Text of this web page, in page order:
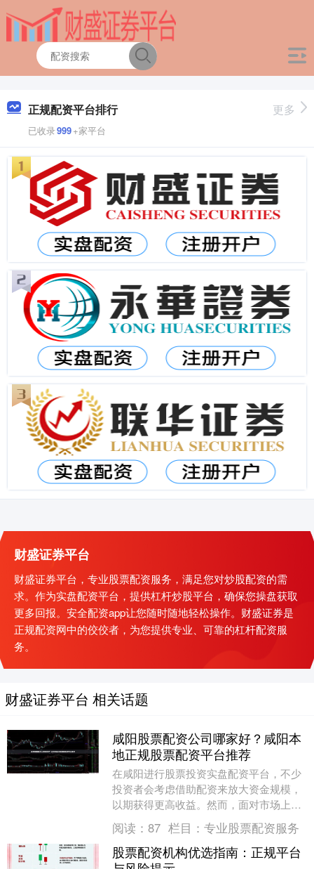
正规配资平台排行
已收录999+家平台
更多
财盛证券平台
财盛证券平台，专业股票配资服务，满足您对炒股配资的需
求。作为实盘配资平台，提供杠杆炒股平台，确保您操盘获取
更多回报。安全配资app让您随时随地轻松操作。财盛证券是
正规配资网中的佼佼者，为您提供专业、可靠的杠杆配资服
务。
财盛证券平台 相关话题
咸阳股票配资公司哪家好？咸阳本
地正规股票配资平台推荐
在咸阳进行股票投资实盘配资平台，不少
投资者会考虑借助配资来放大资金规模，
以期获得更高收益。然而，面对市场上众
多的配资公司，如何选择一家正规、可
靠、适合自己需求的....
阅读： 87 栏目： 专业股票配资服务
股票配资机构优选指南：正规平台